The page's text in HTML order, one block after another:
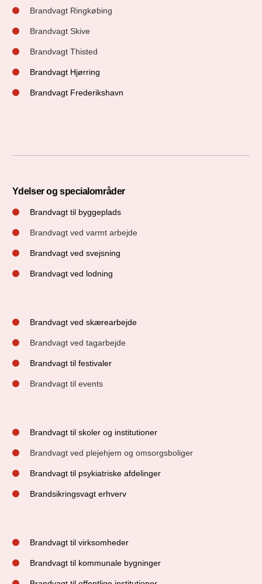
Brandvagt Ringkøbing
Brandvagt Skive
Brandvagt Thisted
Brandvagt Hjørring
Brandvagt Frederikshavn
Ydelser og specialområder
Brandvagt til byggeplads
Brandvagt ved varmt arbejde
Brandvagt ved svejsning
Brandvagt ved lodning
Brandvagt ved skærearbejde
Brandvagt ved tagarbejde
Brandvagt til festivaler
Brandvagt til events
Brandvagt til skoler og institutioner
Brandvagt ved plejehjem og omsorgsboliger
Brandvagt til psykiatriske afdelinger
Brandsikringsvagt erhverv
Brandvagt til virksomheder
Brandvagt til kommunale bygninger